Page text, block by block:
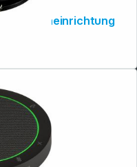
Jabra Speak 510 Universal BT Freisprecheinrichtung